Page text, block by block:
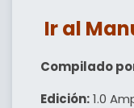
Ir al
Compilado
Edición:1.0